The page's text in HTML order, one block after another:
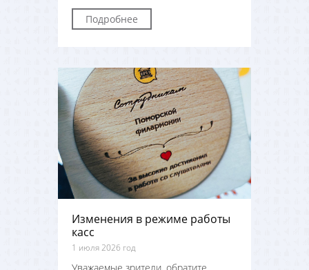
Подробнее
Изменения в режиме работы
касс
1 июля 2026 год